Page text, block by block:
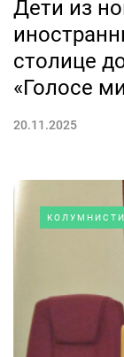
Дети из
столице
«Голосе
20.11.2025